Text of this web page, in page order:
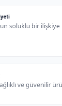
soluklu bir ilişkiye
ve güvenilir